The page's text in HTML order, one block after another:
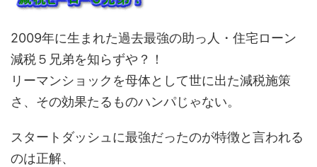
2009年に生まれた過去最強の助っ人・住宅ローン
減税５兄弟を知らずや？！
リーマンショックを母体として世に出た減税施策
さ、その効果たるものハンパじゃない。
スタートダッシュに最強だったのが特徴と言われる
のは正解、